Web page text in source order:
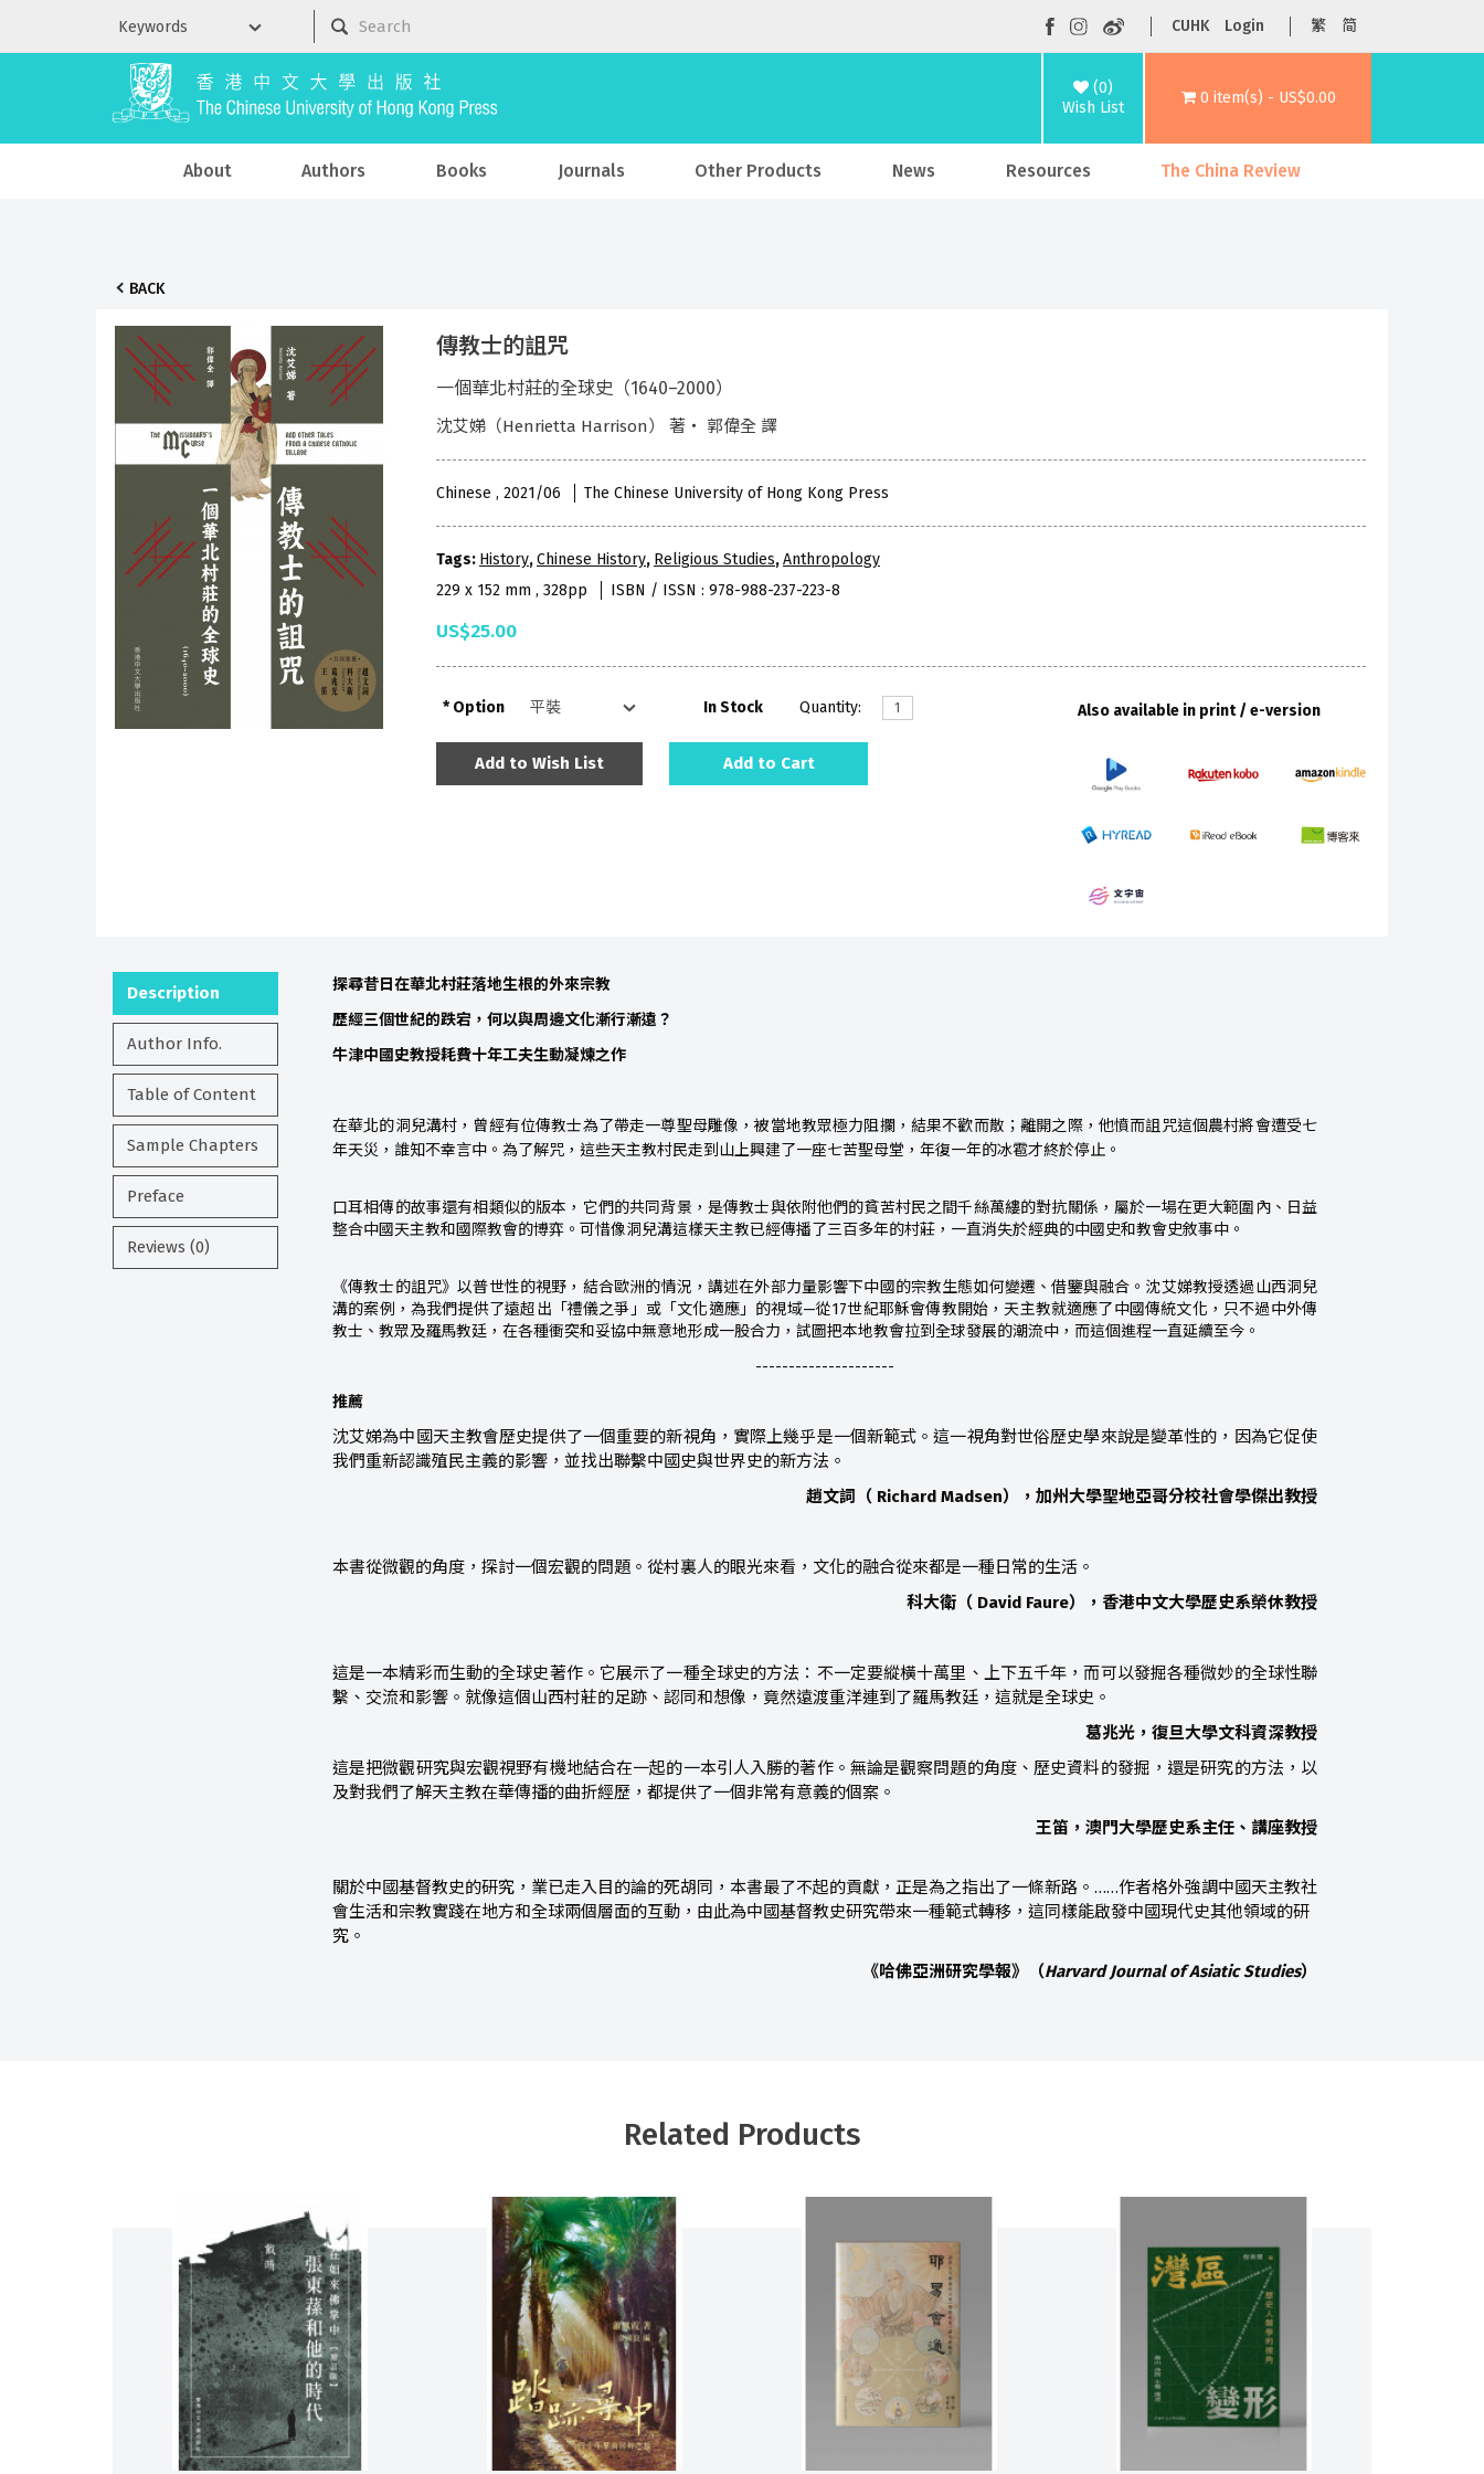
CUHK Login 繁 简
(0)
Wish List
0 item(s) - US$0.00
About Authors Books Journals Other Products News Resources The China Review
BACK
傳教士的詛咒
一個華北村莊的全球史（1640–2000）
沈艾娣（Henrietta Harrison） 著・ 郭偉全 譯
Chinese , 2021/06 The Chinese University of Hong Kong Press
Tags: History,Chinese History, Religious Studies,Anthropology
229 x 152 mm , 328pp
ISBN / ISSN : 978-988-237-223-8
US$25.00
Option In Stock Quantity:
Add to Wish List Add to Cart
Also available in print / e-version
Description
Author Info.
Table of Content
Sample Chapters
Preface
Reviews (0)
探尋昔日在華北村莊落地生根的外來宗教
歷經三個世紀的跌宕，何以與周邊文化漸行漸遠？
牛津中國史教授耗費十年工夫生動凝煉之作
在華北的洞兒溝村，曾經有位傳教士為了帶走一尊聖母雕像，被當地教眾極力阻攔，結果不歡而散；離開之際，他憤而詛咒這個農村將會遭受七
年天災，誰知不幸言中。為了解咒，這些天主教村民走到山上興建了一座七苦聖母堂，年復一年的冰雹才終於停止。
口耳相傳的故事還有相類似的版本，它們的共同背景，是傳教士與依附他們的貧苦村民之間千絲萬縷的對抗關係，屬於一場在更大範圍內、日益
整合中國天主教和國際教會的博弈。可惜像洞兒溝這樣天主教已經傳播了三百多年的村莊，一直消失於經典的中國史和教會史敘事中。
《傳教士的詛咒》以普世性的視野，結合歐洲的情況，講述在外部力量影響下中國的宗教生態如何變遷、借鑒與融合。沈艾娣教授透過山西洞兒
溝的案例，為我們提供了遠超出「禮儀之爭」或「文化適應」的視域—從17世紀耶穌會傳教開始，天主教就適應了中國傳統文化，只不過中外傳
教士、教眾及羅馬教廷，在各種衝突和妥協中無意地形成一股合力，試圖把本地教會拉到全球發展的潮流中，而這個進程一直延續至今。
---------------------
推薦
沈艾娣為中國天主教會歷史提供了一個重要的新視角，實際上幾乎是一個新範式。這一視角對世俗歷史學來說是變革性的，因為它促使
我們重新認識殖民主義的影響，並找出聯繫中國史與世界史的新方法。
―趙文詞（ Richard Madsen），加州大學聖地亞哥分校社會學傑出教授
本書從微觀的角度，探討一個宏觀的問題。從村裏人的眼光來看，文化的融合從來都是一種日常的生活。
―科大衛（ David Faure），香港中文大學歷史系榮休教授
這是一本精彩而生動的全球史著作。它展示了一種全球史的方法：不一定要縱橫十萬里、上下五千年，而可以發掘各種微妙的全球性聯
繫、交流和影響。就像這個山西村莊的足跡、認同和想像，竟然遠渡重洋連到了羅馬教廷，這就是全球史。
―葛兆光，復旦大學文科資深教授
這是把微觀研究與宏觀視野有機地結合在一起的一本引人入勝的著作。無論是觀察問題的角度、歷史資料的發掘，還是研究的方法，以
及對我們了解天主教在華傳播的曲折經歷，都提供了一個非常有意義的個案。
―王笛，澳門大學歷史系主任、講座教授
關於中國基督教史的研究，業已走入目的論的死胡同，本書最了不起的貢獻，正是為之指出了一條新路。……作者格外強調中國天主教社
會生活和宗教實踐在地方和全球兩個層面的互動，由此為中國基督教史研究帶來一種範式轉移，這同樣能啟發中國現代史其他領域的研
究。
―《哈佛亞洲研究學報》（Harvard Journal of Asiatic Studies）
Related Products